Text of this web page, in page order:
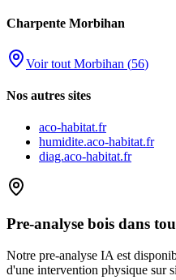
Charpente Morbihan
Voir tout Morbihan (56)
Nos autres sites
aco-habitat.fr
humidite.aco-habitat.fr
diag.aco-habitat.fr
Pre-analyse bois dans
Notre pre-analyse IA est
d'une intervention physique sur